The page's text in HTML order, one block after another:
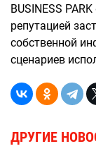
BUSINESS
репутацией
собственной
сценариев
ДРУГИЕ